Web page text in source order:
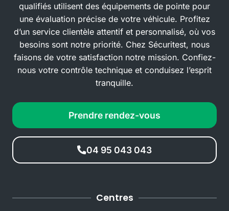
qualifiés utilisent des équipements de pointe pour
une évaluation précise de votre véhicule. Profitez
d’un service clientèle attentif et personnalisé, où vos
besoins sont notre priorité. Chez Sécuritest, nous
faisons de votre satisfaction notre mission. Confiez-
nous votre contrôle technique et conduisez l’esprit
tranquille.
Prendre rendez-vous
04 95 043 043
Centres